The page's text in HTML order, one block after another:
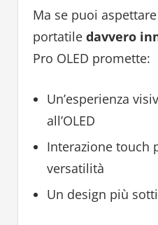
Ma se puoi
portatile davvero
Pro OLED promette:
Un’esperienza
all’OLED
Interazione touch
versatilità
Un design più